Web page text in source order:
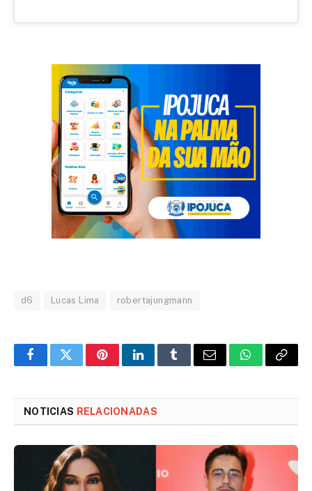
d6 Lucas Lima robertajungmann
FacebookTwitterPinterestLinkedInTumblrEmail WhatsApp
Copy
NOTICIAS RELACIONADAS